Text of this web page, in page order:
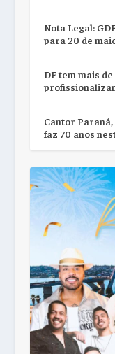
Nota Legal:
para 20 de
DF tem mais
Cantor Paraná,
faz 70 anos